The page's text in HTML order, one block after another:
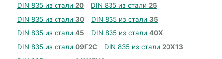
DIN 835 из стали 20 DIN 835 из стали 25
DIN 835 из стали 30 DIN 835 из стали 35
DIN 835 из стали 45 DIN 835 из стали 40Х
DIN 835 из стали 09Г2С DIN 835 из стали 20Х13